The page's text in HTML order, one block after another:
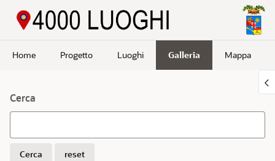
Home Progetto Luoghi Galleria Mappa
Cerca
Cerca reset